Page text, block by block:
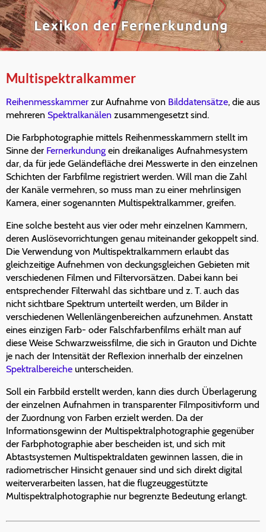
Multispektralkammer
Reihenmesskammer zur Aufnahme von Bilddatensätze, die aus
mehreren Spektralkanälen zusammengesetzt sind.
Die Farbphotographie mittels Reihenmesskammern stellt im
Sinne der Fernerkundung ein dreikanaliges Aufnahmesystem
dar, da für jede Geländefläche drei Messwerte in den einzelnen
Schichten der Farbfilme registriert werden. Will man die Zahl
der Kanäle vermehren, so muss man zu einer mehrlinsigen
Kamera, einer sogenannten Multispektralkammer, greifen.
Eine solche besteht aus vier oder mehr einzelnen Kammern,
deren Auslösevorrichtungen genau miteinander gekoppelt sind.
Die Verwendung von Multispektralkammern erlaubt das
gleichzeitige Aufnehmen von deckungsgleichen Gebieten mit
verschiedenen Filmen und Filtervorsätzen. Dabei kann bei
entsprechender Filterwahl das sichtbare und z. T. auch das
nicht sichtbare Spektrum unterteilt werden, um Bilder in
verschiedenen Wellenlängenbereichen aufzunehmen. Anstatt
eines einzigen Farb- oder Falschfarbenfilms erhält man auf
diese Weise Schwarzweissfilme, die sich in Grauton und Dichte
je nach der Intensität der Reflexion innerhalb der einzelnen
Spektralbereiche unterscheiden.
Soll ein Farbbild erstellt werden, kann dies durch Überlagerung
der einzelnen Aufnahmen in transparenter Filmpositivform und
der Zuordnung von Farben erzielt werden. Da der
Informationsgewinn der Multispektralphotographie gegenüber
der Farbphotographie aber bescheiden ist, und sich mit
Abtastsystemen Multispektraldaten gewinnen lassen, die in
radiometrischer Hinsicht genauer sind und sich direkt digital
weiterverarbeiten lassen, hat die flugzeuggestützte
Multispektralphotographie nur begrenzte Bedeutung erlangt.